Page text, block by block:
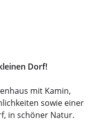
Dorf!
mit Kamin,
sowie einer
in schöner Natur.